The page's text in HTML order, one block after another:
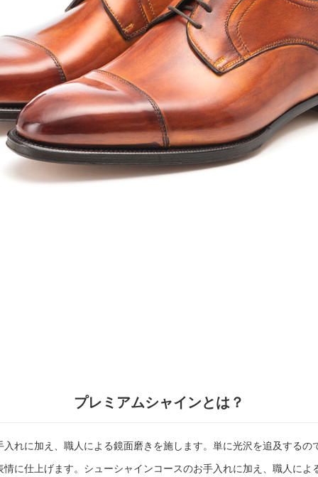
プレミアムシャインとは？
れに加え、職人による鏡面磨きを施します。単に光沢を追及するの
に仕上げます。シューシャインコースのお手入れに加え、職人によ